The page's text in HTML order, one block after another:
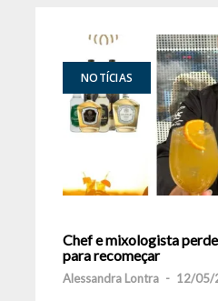
NOTÍCIAS
Chef e mixologista
para recomeçar
Alessandra Lontra - 12/05/